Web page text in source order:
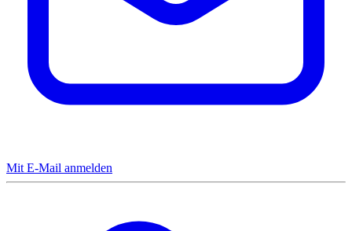
Mit E-Mail anmelden